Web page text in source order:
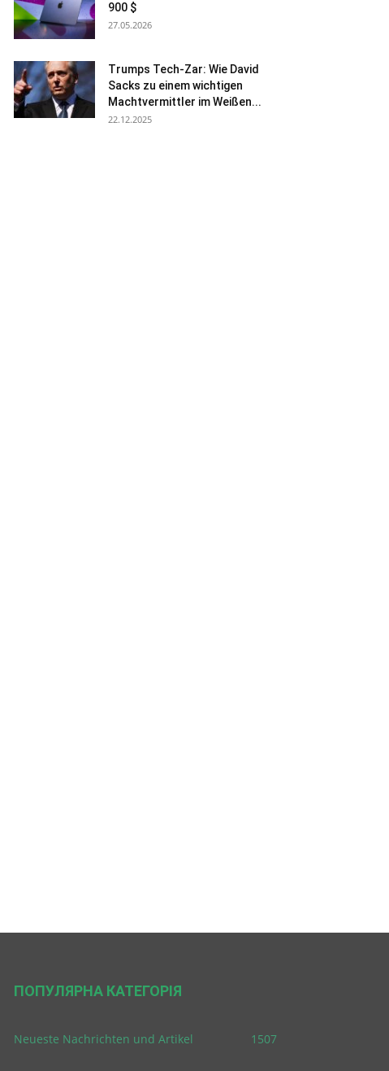
900 $
27.05.2026
Trumps Tech-Zar: Wie David
Sacks zu einem wichtigen
Machtvermittler im Weißen...
22.12.2025
ПОПУЛЯРНА КАТЕГОРІЯ
Neueste Nachrichten und Artikel 1507